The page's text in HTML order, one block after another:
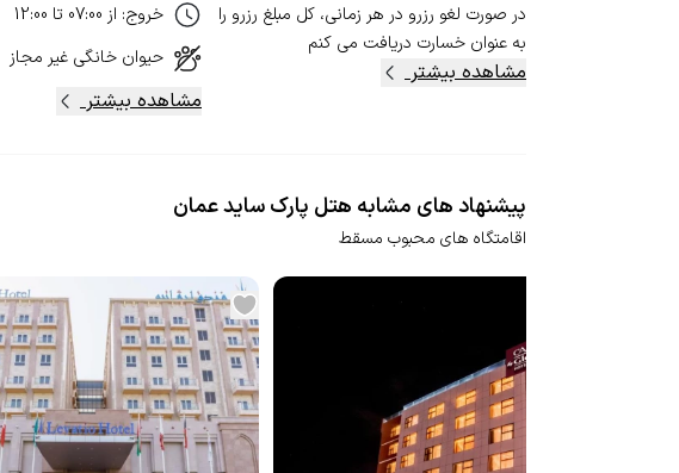
در صورت لغو رزرو در هر زمانی، کل مبلغ رزرو را
به عنوان خسارت دریافت می کنم
مشاهده بیشتر
خروج: از 07:00 تا 12:00
حیوان خانگی غیر مجاز
مشاهده بیشتر
پیشنهاد های مشابه هتل پارک ساید عمان
اقامتگاه های محبوب مسقط